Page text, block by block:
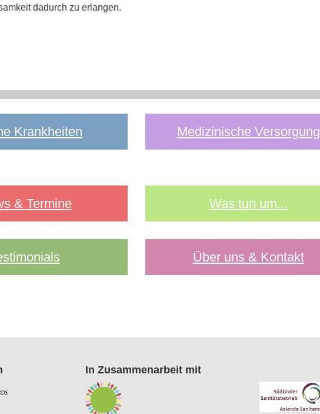
dadurch zu erlangen.
Krankheiten Medizinische Versorgung
& Termine Was tun um...
Über uns & Kontakt
In Zusammenarbeit mit